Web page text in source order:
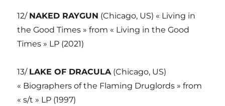
12/ NAKED RAYGUN (Chicago, US) « Living in
the Good Times » from « Living in the Good
Times » LP (2021)
13/ LAKE OF DRACULA(Chicago, US)
« Biographers of the Flaming Druglords » from
« s/t » LP (1997)